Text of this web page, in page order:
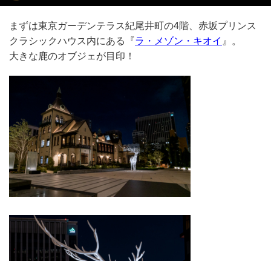
まずは東京ガーデンテラス紀尾井町の4階、赤坂プリンス
クラシックハウス内にある『ラ・メゾン・キオイ 』。
大きな鹿のオブジェが目印！